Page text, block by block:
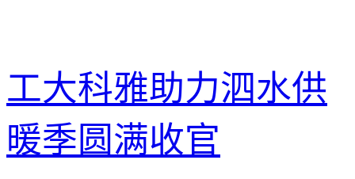
工大科雅助力泗水供
暖季圆满收官